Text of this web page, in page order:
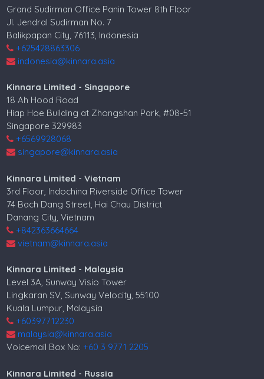
Grand Sudirman Office Panin Tower 8th Floor
Jl. Jendral Sudirman No. 7
Balikpapan City, 76113, Indonesia
+625428863306
indonesia@kinnara.asia
Kinnara Limited - Singapore
18 Ah Hood Road
Hiap Hoe Building at Zhongshan Park, #08-51
Singapore 329983
+6569928068
singapore@kinnara.asia
Kinnara Limited - Vietnam
3rd Floor, Indochina Riverside Office Tower
74 Bach Dang Street, Hai Chau District
Danang City, Vietnam
+842363664664
vietnam@kinnara.asia
Kinnara Limited - Malaysia
Level 3A, Sunway Visio Tower
Lingkaran SV, Sunway Velocity, 55100
Kuala Lumpur, Malaysia
+60397712230
malaysia@kinnara.asia
Voicemail Box No:+60 3 9771 2205
Kinnara Limited - Russia